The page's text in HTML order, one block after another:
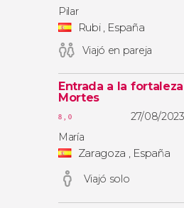
Pilar
Rubi , España
Viajó en pareja
Entrada a la
Mortes
8,0
27/08/2023
María
Zaragoza , España
Viajó solo